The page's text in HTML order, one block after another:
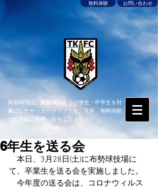
無料体験 お問い合わせ
鳥取KFCは、鳥取市にある小学生・中学生を対
象にしたサッカークラブです。見学、無料体験
はお気軽にお問い合せください！
6年生を送る会
本日、3月28日(土)に布勢球技場に
て、卒業生を送る会を実施しました。
今年度の送る会は、コロナウィルス